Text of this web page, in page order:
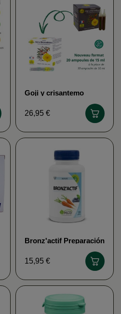
Goji y crisantemo
26,95 €
Bronz'actif Preparación
Nature
15,95 €